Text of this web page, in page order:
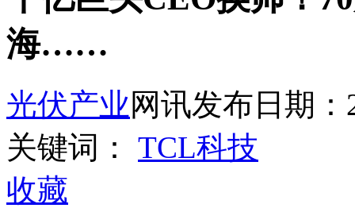
海……
光伏产业网讯发布日期：
关键词： TCL科技
收藏